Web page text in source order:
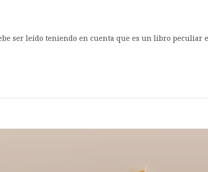
ser leído teniendo en cuenta que es un libro peculiar